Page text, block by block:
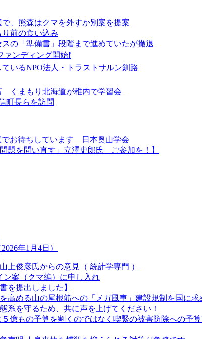
、熊森はクマを外すか別案を提案
前の食い込み
の「準備書」段階まで進めていたが撤退
ンディング開始❗
いるNPO法人・トラストサルン釧路
くまもり北海道が稚内で学習会
町長らを訪問
でお待ちしています 日本奥山学会
題を問い直す」立澤史郎氏 ご参加を！】
年1月4日）
俊彦氏からの意見（ 統計学専門 ）
案（クマ編）に申し入れ
を提出しました】
高める山の尾根筋への「メガ風車」建設規制を国に求
系を守るため、共に声を上げてください！
億もの予算を割くのではなく喫緊の被害防除への予